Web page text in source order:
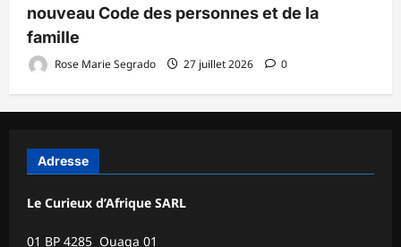
nouveau Code des personnes et de la
famille
Rose Marie Segrado 27 juillet 2026 0
Adresse
Le Curieux d’Afrique SARL
01 BP 4285 Ouaga 01